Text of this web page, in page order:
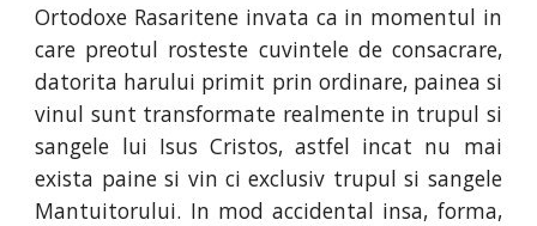
Ortodoxe Rasaritene invata ca in momentul in
care preotul rosteste cuvintele de consacrare,
datorita harului primit prin ordinare, painea si
vinul sunt transformate realmente in trupul si
sangele lui Isus Cristos, astfel incat nu mai
exista paine si vin ci exclusiv trupul si sangele
Mantuitorului. In mod accidental insa, forma,